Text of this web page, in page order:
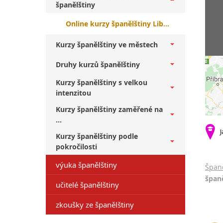
španělštiny
Online kurzy španělštiny Liberec + pokročilí
Kurzy španělštiny ve městech
Druhy kurzů španělštiny
Kurzy španělštiny s velkou
intenzitou
Kurzy španělštiny zaměřené na
...
Kurzy španělštiny podle
pokročilosti
výuka španělštiny
učitelé španělštiny
zkoušky ze španělštiny